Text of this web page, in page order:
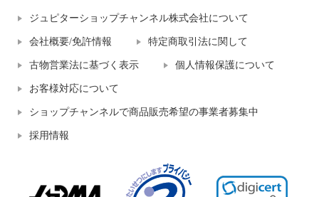
ジュピターショップチャンネル株式会社について
会社概要/免許情報 特定商取引法に関して
古物営業法に基づく表示 個人情報保護について
お客様対応について
ショップチャンネルで商品販売希望の事業者募集中
採用情報